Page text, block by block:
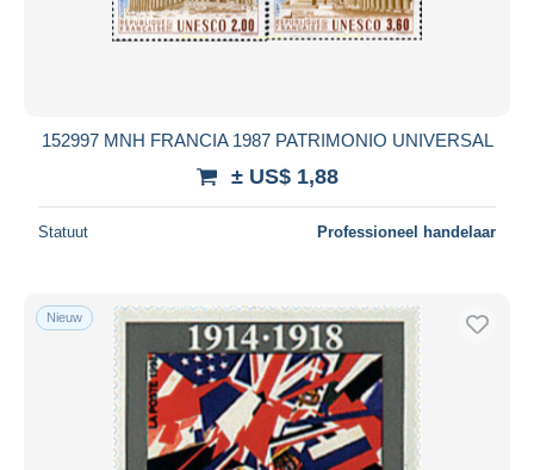
152997 MNH FRANCIA 1987 PATRIMONIO UNIVERSAL
± US$ 1,88
Statuut Professioneel handelaar
Nieuw